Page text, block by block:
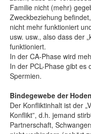
Familie nicht (mehr)
Zweckbeziehung
nicht mehr funktioniert
usw. usw., also dass der
funktioniert.
In der CA-Phase wird
In der PCL-Phase gibt es
Spermien.
Bindegewebe der Hoden
Der Konfliktinhalt ist der
Konflikt”, d.h. jemand
Partnerschaft,